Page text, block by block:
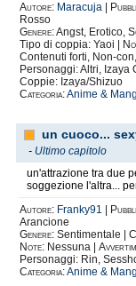
Autore: Maracuja
Rosso
Genere:Angst, Erotico,
Tipo di coppia: Yaoi |
Contenuti forti, Non-
Personaggi: Altri, Izaya
Coppie: Izaya/Shizuo
Categoria:Anime &
un cuoco...
- Ultimo capitolo
un'attrazione tra due
soggezione l'altra...
Autore: Franky91
Arancione
Genere: Sentimentale |
Note: Nessuna |
Personaggi: Rin,
Categoria:Anime &